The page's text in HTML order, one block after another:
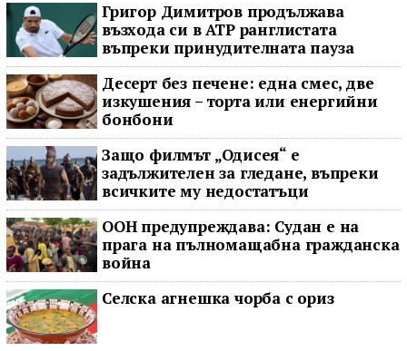
Григор Димитров продължава
възхода си в ATP ранглистата
въпреки принудителната пауза
Десерт без печене: една смес, две
изкушения – торта или енергийни
бонбони
Защо филмът „Одисея“ е
задължителен за гледане, въпреки
всичките му недостатъци
ООН предупреждава: Судан е на
прага на пълномащабна гражданска
война
Селска агнешка чорба с ориз